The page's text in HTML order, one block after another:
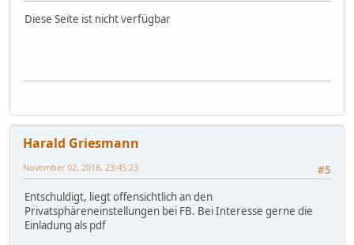
Diese Seite ist nicht verfügbar
Harald Griesmann
#5
November 02, 2018, 23:45:23
Entschuldigt, liegt offensichtlich an den
Privatsphäreneinstellungen bei FB. Bei Interesse gerne die
Einladung als pdf